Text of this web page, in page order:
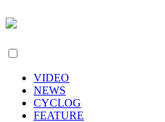
VIDEO
NEWS
CYCLOG
FEATURE